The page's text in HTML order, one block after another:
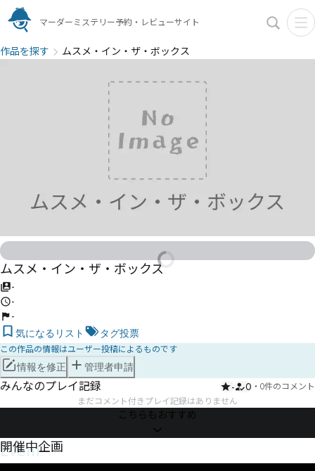
マーダーミステリー予約・レビューサイト
作品を探す ムスメ・イン・ザ・ボックス
ムスメ・イン・ザ・ボックス
-
-
-
気になるリスト タグ投票
この作品の情報はユーザー投稿によるものです
情報を修正 管理者申請
みんなのプレイ記録 - 0 ・ 0件のコメント
まだコメント付きプレイ記録はありません
こちらもおすすめ
Event
開催中企画